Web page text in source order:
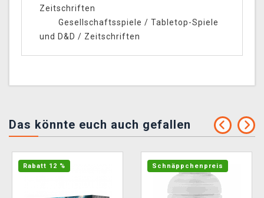
Zeitschriften
Gesellschaftsspiele / Tabletop-Spiele
und D&D / Zeitschriften
Das könnte euch auch gefallen
Rabatt 12 % Schnäppchenpreis